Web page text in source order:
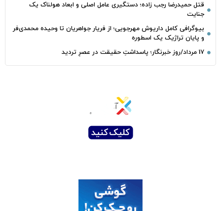
قتل حمیدرضا رجب‌ زاده؛ دستگیری عامل اصلی و ابعاد هولناک یک
جنایت
بیوگرافی کامل داریوش مهرجویی؛ از فریار جواهریان تا وحیده محمدی‌فر
و پایان تراژیک یک اسطوره
17 مرداد/روز خبرنگار؛ پاسداشتِ حقیقت در عصرِ تردید